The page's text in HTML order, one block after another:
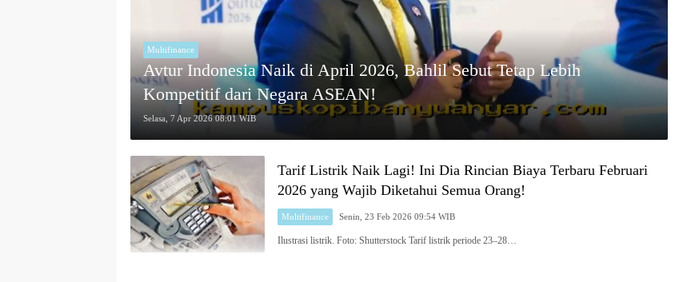
Multifinance
Avtur Indonesia Naik di April 2026, Bahlil Sebut Tetap Lebih
Kompetitif dari Negara ASEAN!
Selasa, 7 Apr 2026 08:01 WIB
Tarif Listrik Naik Lagi! Ini Dia Rincian Biaya Terbaru Februari
2026 yang Wajib Diketahui Semua Orang!
Multifinance Senin, 23 Feb 2026 09:54 WIB
Ilustrasi listrik. Foto: Shutterstock Tarif listrik periode 23–28…